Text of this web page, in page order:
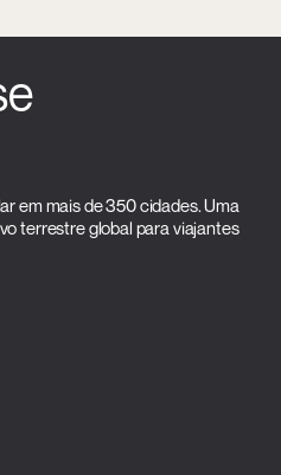
em mais de 350 cidades. Uma
terrestre global para viajantes